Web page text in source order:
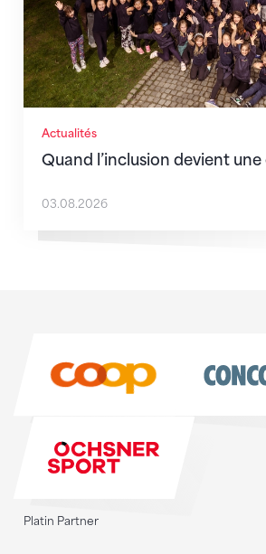
Actualités
Quand l’inclusion devient
03.08.2026
Platin Partner